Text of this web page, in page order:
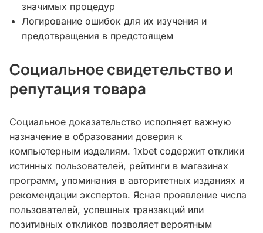
значимых процедур
Логирование ошибок для их изучения и
предотвращения в предстоящем
Социальное свидетельство и
репутация товара
Социальное доказательство исполняет важную
назначение в образовании доверия к
компьютерным изделиям. 1xbet содержит отклики
истинных пользователей, рейтинги в магазинах
программ, упоминания в авторитетных изданиях и
рекомендации экспертов. Ясная проявление числа
пользователей, успешных транзакций или
позитивных откликов позволяет вероятным